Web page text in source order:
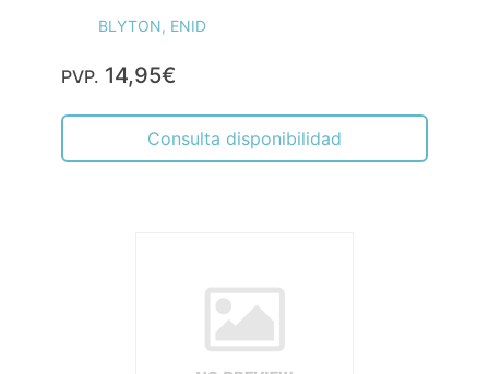
BLYTON, ENID
PVP. 14,95€
Consulta disponibilidad